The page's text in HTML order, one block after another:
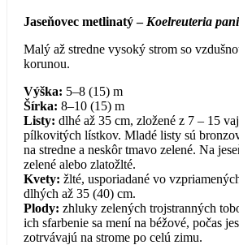
Jaseňovec metlinatý – Koelreuteria
Malý až stredne vysoký strom so
korunou.
Výška: 5–8 (15) m
Šírka: 8–10 (15) m
Listy: dlhé až 35 cm, zložené z 7 – 15
pílkovitých lístkov. Mladé listy sú
na stredne a neskôr tmavo zelené. Na
zelené alebo zlatožlté.
Kvety: žlté, usporiadané vo
dlhých až 35 (40) cm.
Plody: zhluky zelených trojstranných
ich sfarbenie sa mení na béžové, počas
zotrvávajú na strome po celú zimu.